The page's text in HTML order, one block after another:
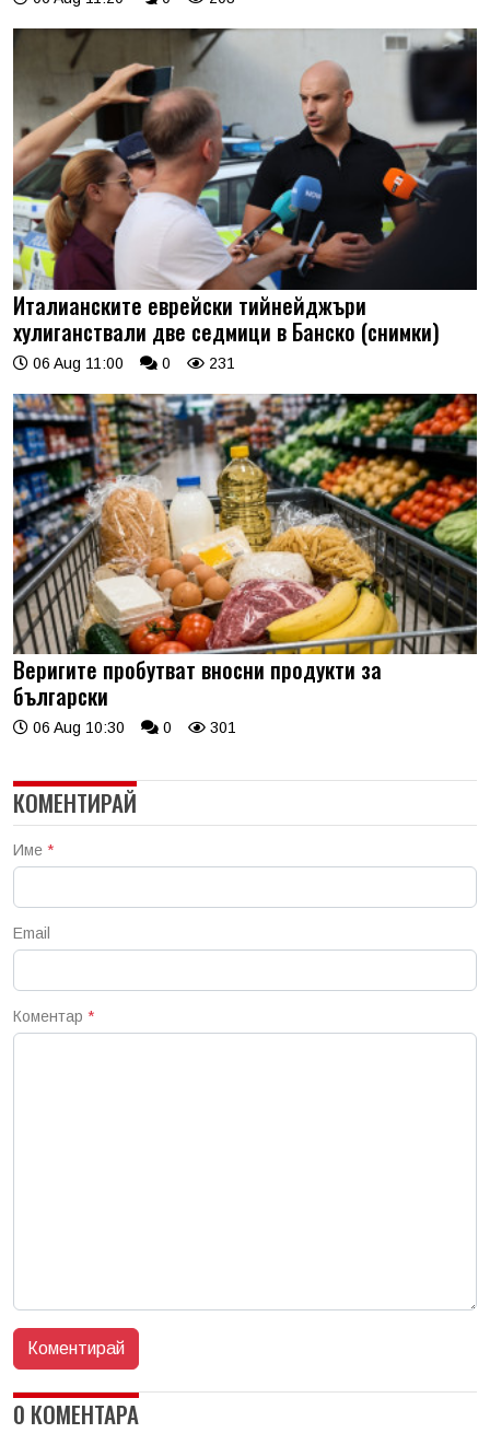
Италианските еврейски тийнейджъри
хулиганствали две седмици в Банско (снимки)
06 Aug 11:00 0 231
Веригите пробутват вносни продукти за
български
06 Aug 10:30 0 301
КОМЕНТИРАЙ
Име *
Email
Коментар *
0 КОМЕНТАРА